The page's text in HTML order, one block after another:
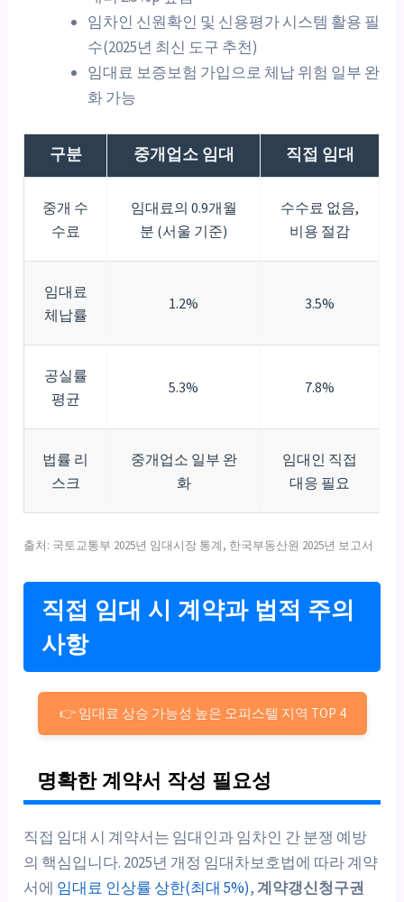
임차인 신원확인 및 신용평가 시스템 활용 필
수(2025년 최신 도구 추천)
임대료 보증보험 가입으로 체납 위험 일부 완
화 가능
구분 중개업소 임대 직접 임대
중개 수
수료
임대료의 0.9개월
분 (서울 기준)
수수료 없음,
비용 절감
임대료
체납률
1.2% 3.5%
공실률
평균
5.3% 7.8%
법률 리
스크
중개업소 일부 완
화
임대인 직접
대응 필요
출처: 국토교통부 2025년 임대시장 통계, 한국부동산원 2025년 보고서
직접 임대 시 계약과 법적 주의
사항
👉 임대료 상승 가능성 높은 오피스텔 지역 TOP 4
명확한 계약서 작성 필요성
직접 임대 시 계약서는 임대인과 임차인 간 분쟁 예방
의 핵심입니다. 2025년 개정 임대차보호법에 따라 계약
서에 임대료 인상률 상한(최대 5%),계약갱신청구권